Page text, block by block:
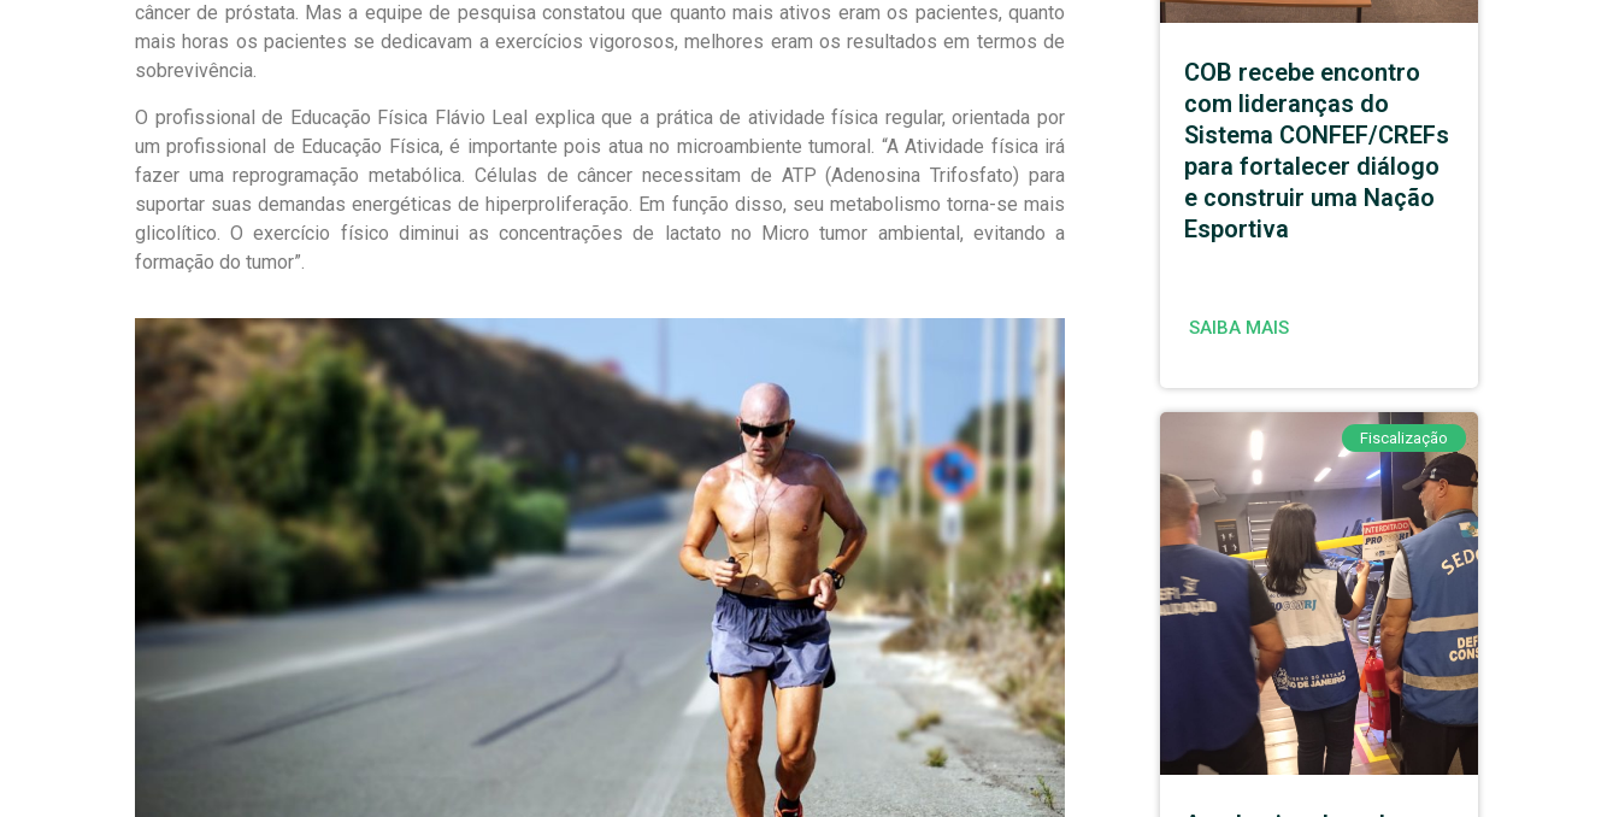
câncer de próstata. Mas a equipe de pesquisa constatou que quanto mais ativos eram os pacientes, quanto
mais horas os pacientes se dedicavam a exercícios vigorosos, melhores eram os resultados em termos de
sobrevivência.
O profissional de Educação Física Flávio Leal explica que a prática de atividade física regular, orientada por
um profissional de Educação Física, é importante pois atua no microambiente tumoral. “A Atividade física irá
fazer uma reprogramação metabólica. Células de câncer necessitam de ATP (Adenosina Trifosfato) para
suportar suas demandas energéticas de hiperproliferação. Em função disso, seu metabolismo torna-se mais
glicolítico. O exercício físico diminui as concentrações de lactato no Micro tumor ambiental, evitando a
formação do tumor”.
COB recebe encontro
com lideranças do
Sistema CONFEF/CREFs
para fortalecer diálogo
e construir uma Nação
Esportiva
SAIBA MAIS
Fiscalização